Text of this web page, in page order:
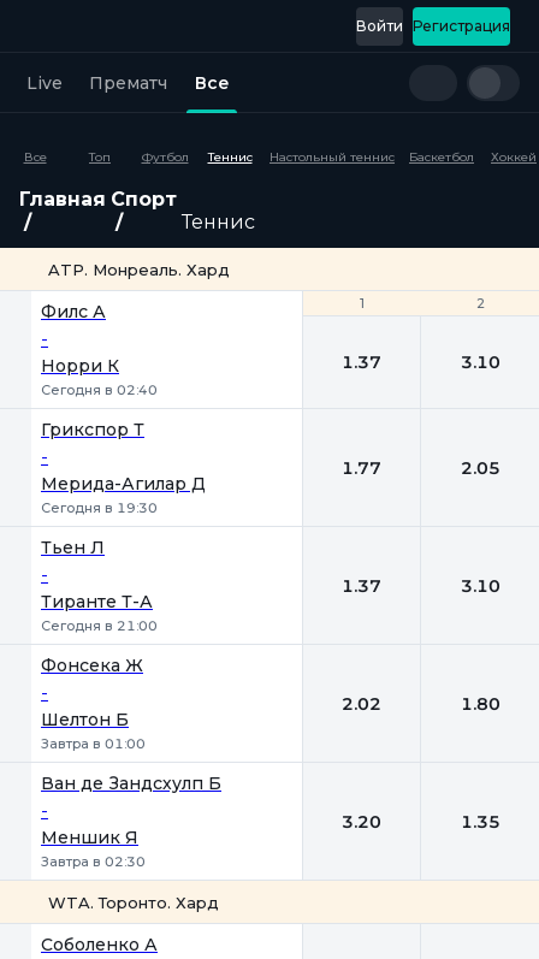
Регистрация
Войти
Live Прематч Все
Все Топ Футбол Теннис Настольный теннис Баскетбол Хоккей
Главная Спорт
Теннис
ATP. Монреаль. Хард
1 2
Филс А
-
Норри К
Сегодня в 02:40
1 2
1.37 3.10
Грикспор Т
-
Мерида-Агилар Д
Сегодня в 19:30
1.77 2.05
Тьен Л
-
Тиранте Т-А
Сегодня в 21:00
1.37 3.10
Фонсека Ж
-
Шелтон Б
Завтра в 01:00
2.02 1.80
Ван де Зандсхулп Б
-
Меншик Я
Завтра в 02:30
3.20 1.35
WTA. Торонто. Хард
Соболенко А